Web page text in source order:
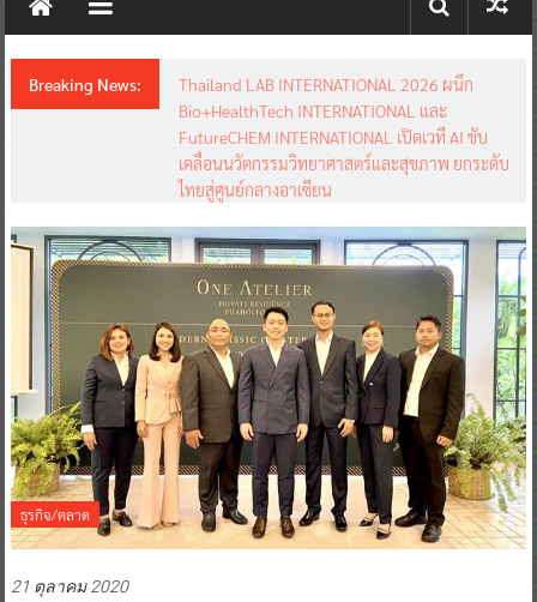
New
Breaking News:
Thailand LAB INTERNATIONAL 2026 ผนึก
Bio+HealthTech INTERNATIONAL และ
FutureCHEM INTERNATIONAL เปิดเวที AI ขับ
เคลื่อนนวัตกรรมวิทยาศาสตร์และสุขภาพ ยกระดับ
ไทยสู่ศูนย์กลางอาเซียน
ธุรกิจ/ตลาด
21 ตุลาคม 2020